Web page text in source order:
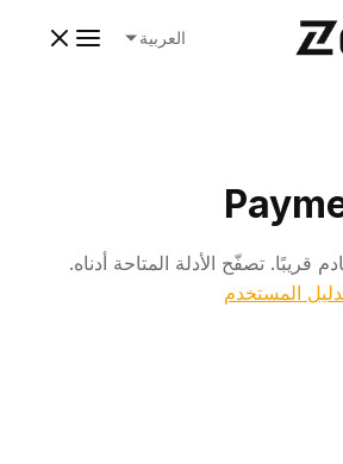
العربية
قريبًا. تصفّح الأدلة المتاحة أدناه.
المستخدم